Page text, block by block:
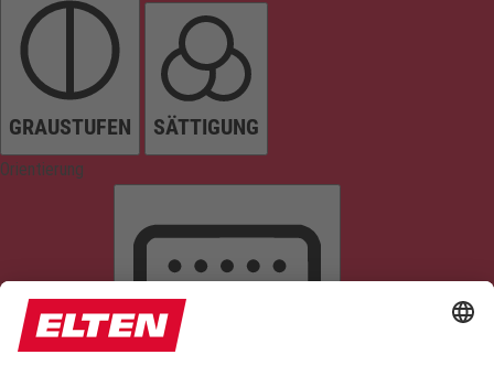
GRAUSTUFEN SÄTTIGUNG
Orientierung